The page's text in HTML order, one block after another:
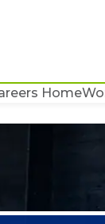
Home